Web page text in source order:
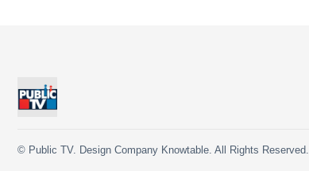
© Public TV. Design Company Knowtable. All Rights Reserved.